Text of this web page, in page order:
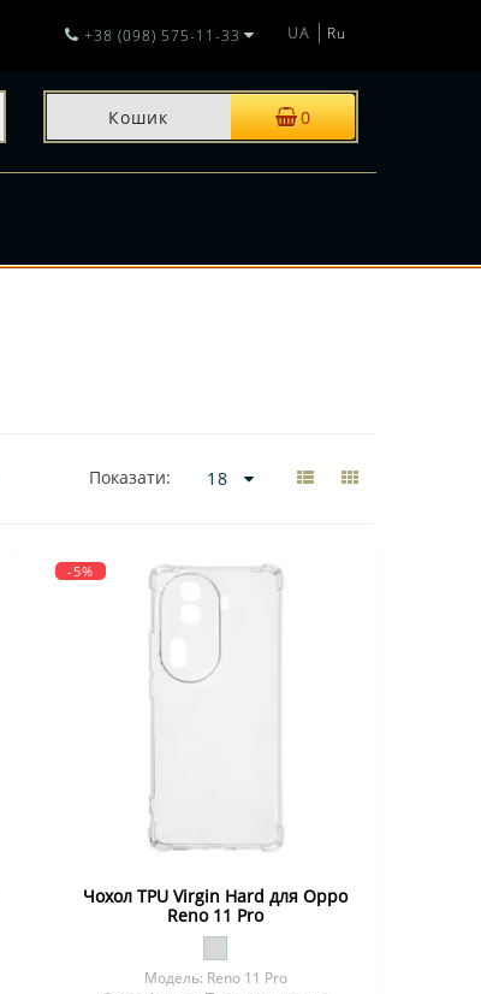
+38 (098) 575-11-33 UA Ru
Кошик 0
Показати:
-5%
Чохол TPU Virgin Hard для Oppo
Reno 11 Pro
Модель: Reno 11 Pro